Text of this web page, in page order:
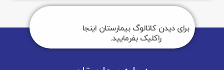
برای دیدن کاتالوگ بیمارستان اینجا
راکلیک بفرمایید.